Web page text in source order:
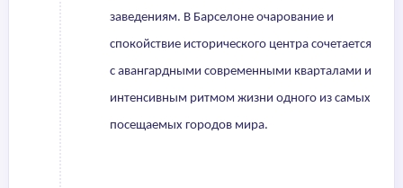
заведениям. В Барселоне очарование и
спокойствие исторического центра сочетается
с авангардными современными кварталами и
интенсивным ритмом жизни одного из самых
посещаемых городов мира.